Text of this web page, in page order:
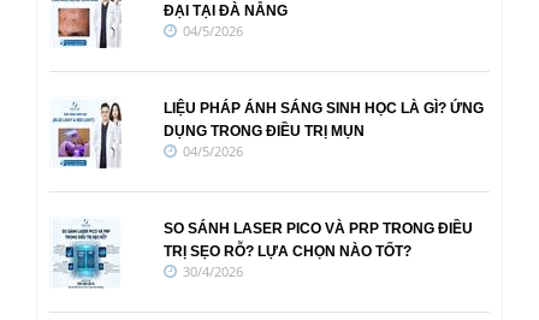
ĐẠI TẠI ĐÀ NẴNG
04/5/2026
LIỆU PHÁP ÁNH SÁNG SINH HỌC LÀ GÌ? ỨNG
DỤNG TRONG ĐIỀU TRỊ MỤN
04/5/2026
SO SÁNH LASER PICO VÀ PRP TRONG ĐIỀU
TRỊ SẸO RỖ? LỰA CHỌN NÀO TỐT?
30/4/2026